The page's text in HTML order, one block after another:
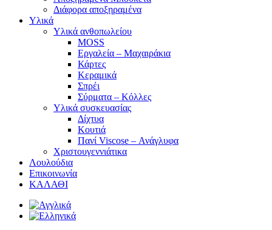
Διάφορα αποξηραμένα
Υλικά
Υλικά ανθοπωλείου
MOSS
Εργαλεία – Μαχαιράκια
Κάρτες
Κεραμικά
Σπρέι
Σύρματα – Κόλλες
Υλικά συσκευασίας
Δίχτυα
Κουτιά
Πανί Viscose – Ανάγλυφα
Χριστουγεννιάτικα
Λουλούδια
Επικοινωνία
ΚΑΛΑΘΙ